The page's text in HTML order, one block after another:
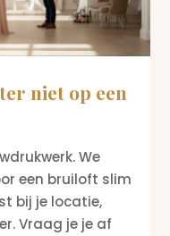
niet op een
We
een bruiloft slim
bij je locatie,
Vraag je je af